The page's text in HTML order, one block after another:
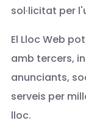
sol·licitat per
El Lloc Web
amb tercers,
anunciants,
serveis per
lloc.